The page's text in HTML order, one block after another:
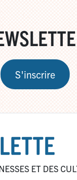
S'inscrire
ET DES